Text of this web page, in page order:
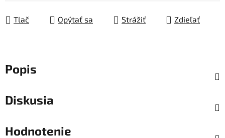
Tlač
Opýtať sa Strážiť Zdieľať
Popis
Diskusia
Hodnotenie